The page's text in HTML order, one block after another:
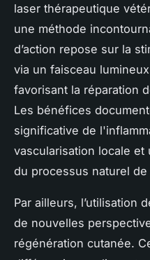
laser thérapeutique
une méthode
d’action repose sur la
via un faisceau
favorisant la réparation
Les bénéfices
significative de
vascularisation locale et
du processus naturel
Par ailleurs, l’utilisation
de nouvelles
régénération cutanée.